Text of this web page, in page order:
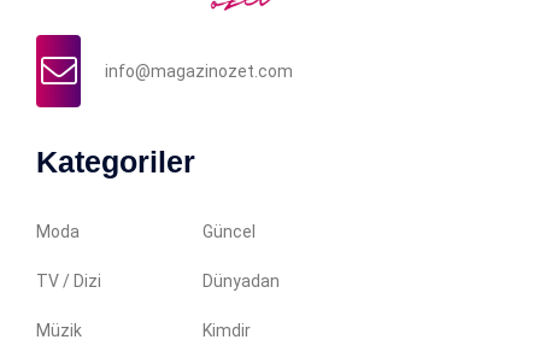
info@magazinozet.com
Kategoriler
Moda Güncel
TV / Dizi Dünyadan
Müzik Kimdir